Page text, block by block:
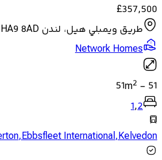
£357,500
طريق ويمبلي هيل، لندن HA9 8AD
Network Homes
51
-
51m2
1,2
,Ebbsfleet International,Kelvedon